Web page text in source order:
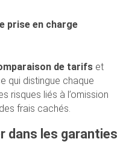
prise en charge
de tarifset
qui distingue chaque
risques liés à l’omission
frais cachés.
dans les garanties